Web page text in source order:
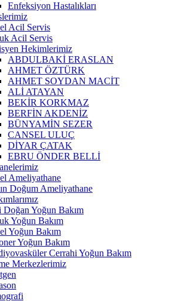
Enfeksiyon Hastalıkları
Acil Servis
Acil Servis
Hekimlerimiz
ABDULBAKİ ERASLAN
AHMET ÖZTÜRK
AHMET SOYDAN MACİT
ALİ ATAYAN
BEKİR KORKMAZ
BERFİN AKDENİZ
BÜNYAMİN SEZER
CANSEL ULUÇ
DİYAR ÇATAK
EBRU ÖNDER BELLİ
Ameliyathane
Doğum Ameliyathane
Doğan Yoğun Bakım
Yoğun Bakım
Yoğun Bakım
Yoğun Bakım
Cerrahi Yoğun Bakım
Merkezlerimiz